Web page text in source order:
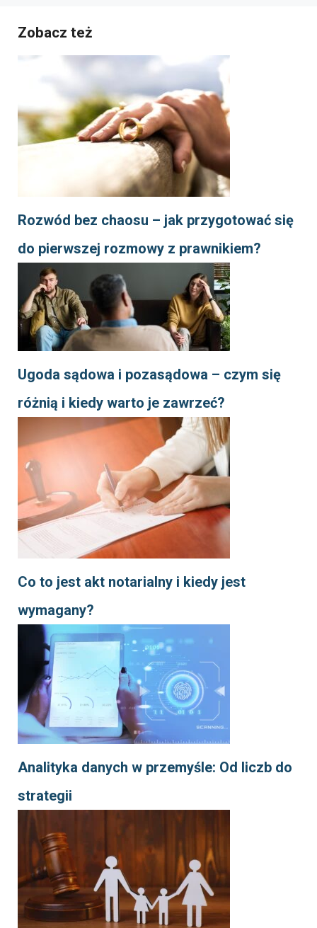
Zobacz też
Rozwód bez chaosu – jak przygotować się
do pierwszej rozmowy z prawnikiem?
Ugoda sądowa i pozasądowa – czym się
różnią i kiedy warto je zawrzeć?
Co to jest akt notarialny i kiedy jest
wymagany?
Analityka danych w przemyśle: Od liczb do
strategii